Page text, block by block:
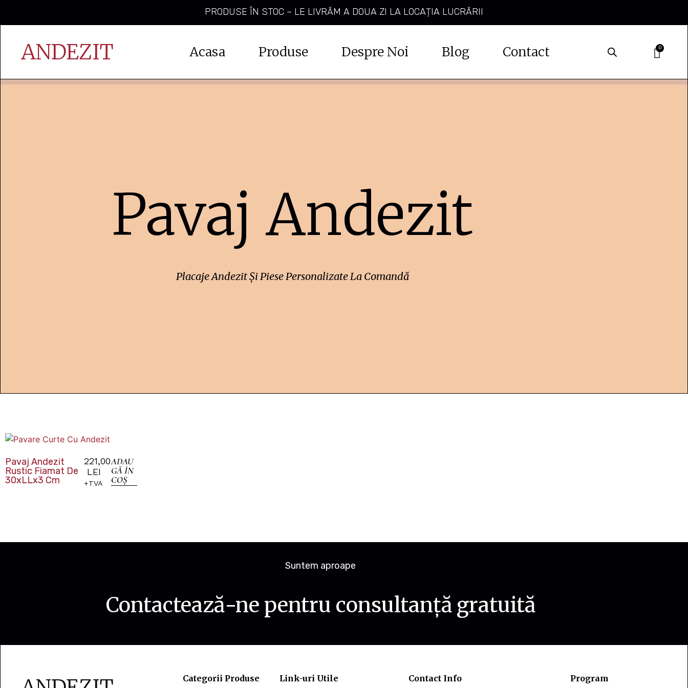
PRODUSE ÎN STOC – LE LIVRĂM A DOUA ZI LA LOCAȚIA LUCRĂRII
ANDEZIT Acasa Produse Despre Noi Blog Contact 0
Pavaj Andezit
Placaje Andezit Și Piese Personalizate La Comandă
Pavaj Andezit
Rustic Fiamat De
30xLLx3 Cm
221,00
LEI
+TVA
ADAU
GĂ ÎN
COȘ
Suntem aproape
Contactează-ne pentru consultanță gratuită
Categorii Produse Link-uri Utile Contact Info Program